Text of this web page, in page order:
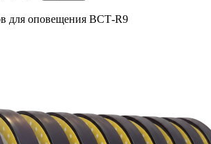
для оповещения BCT‑R9